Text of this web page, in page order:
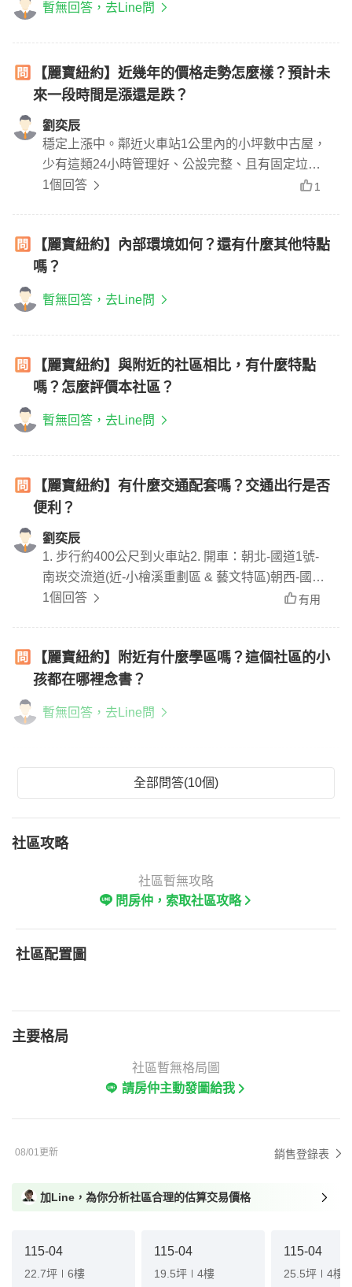
暫無回答，去Line問
【麗寶紐約】近幾年的價格走勢怎麼樣？預計未
來一段時間是漲還是跌？
劉奕辰
穩定上漲中。鄰近火車站1公里內的小坪數中古屋，
少有這類24小時管理好、公設完整、且有固定垃圾
間...自住或收租的需求都能滿足。
1個回答 1
【麗寶紐約】內部環境如何？還有什麼其他特點
嗎？
暫無回答，去Line問
【麗寶紐約】與附近的社區相比，有什麼特點
嗎？怎麼評價本社區？
暫無回答，去Line問
【麗寶紐約】有什麼交通配套嗎？交通出行是否
便利？
劉奕辰
1. 步行約400公尺到火車站2. 開車：朝北-國道1號-
南崁交流道(近-小檜溪重劃區 & 藝文特區)朝西-國道
2號-桃園交流道(近-中路重劃區 & 藝文特區)朝南-國
1個回答 有用
【麗寶紐約】附近有什麼學區嗎？這個社區的小
孩都在哪裡念書？
暫無回答，去Line問
全部問答(10個)
社區攻略
社區暫無攻略
問房仲，索取社區攻略
社區配置圖
主要格局
社區暫無格局圖
請房仲主動發圖給我
08/01更新 銷售登錄表
加Line，為你分析社區合理的估算交易價格
115-04
22.7坪 6樓
115-04
19.5坪 4樓
115-04
25.5坪 4樓